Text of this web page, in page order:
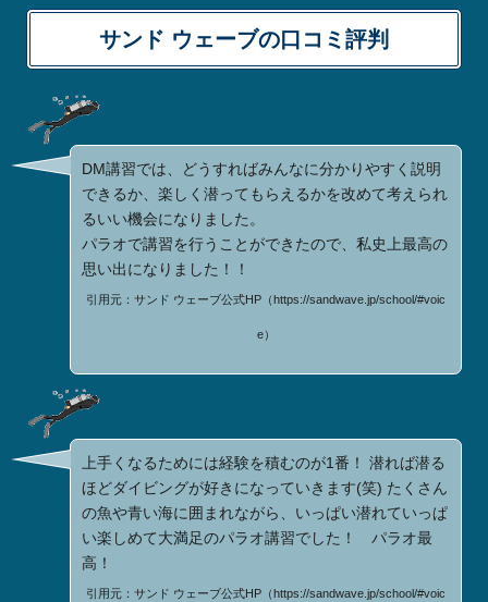
サンド ウェーブの口コミ評判
DM講習では、どうすればみんなに分かりやすく説明
できるか、楽しく潜ってもらえるかを改めて考えられ
るいい機会になりました。
パラオで講習を行うことができたので、私史上最高の
思い出になりました！！
引用元：サンド ウェーブ公式HP（https://sandwave.jp/school/#voic
e）
上手くなるためには経験を積むのが1番！ 潜れば潜る
ほどダイビングが好きになっていきます(笑) たくさん
の魚や青い海に囲まれながら、いっぱい潜れていっぱ
い楽しめて大満足のパラオ講習でした！ パラオ最
高！
引用元：サンド ウェーブ公式HP（https://sandwave.jp/school/#voic